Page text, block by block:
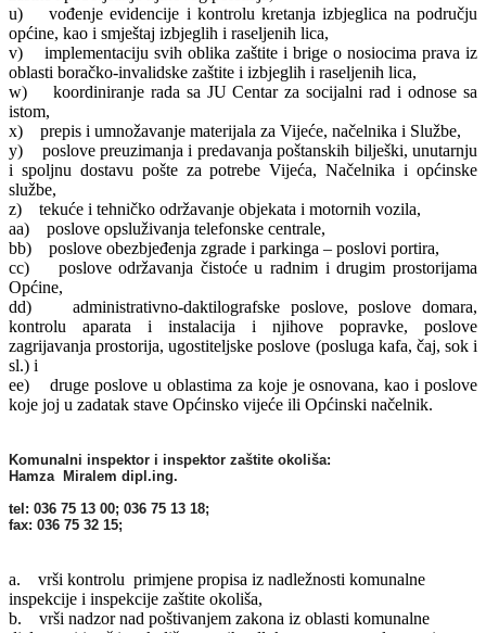
u) vođenje evidencije i kontrolu kretanja izbjeglica na području
općine, kao i smještaj izbjeglih i raseljenih lica,
v) implementaciju svih oblika zaštite i brige o nosiocima prava iz
oblasti boračko-invalidske zaštite i izbjeglih i raseljenih lica,
w) koordiniranje rada sa JU Centar za socijalni rad i odnose sa
istom,
x) prepis i umnožavanje materijala za Vijeće, načelnika i Službe,
y) poslove preuzimanja i predavanja poštanskih bilješki, unutarnju
i spoljnu dostavu pošte za potrebe Vijeća, Načelnika i općinske
službe,
z) tekuće i tehničko održavanje objekata i motornih vozila,
aa) poslove opsluživanja telefonske centrale,
bb) poslove obezbjeđenja zgrade i parkinga – poslovi portira,
cc) poslove održavanja čistoće u radnim i drugim prostorijama
Općine,
dd) administrativno-daktilografske poslove, poslove domara,
kontrolu aparata i instalacija i njihove popravke, poslove
zagrijavanja prostorija, ugostiteljske poslove (posluga kafa, čaj, sok i
sl.) i
ee) druge poslove u oblastima za koje je osnovana, kao i poslove
koje joj u zadatak stave Općinsko vijeće ili Općinski načelnik.
Komunalni inspektor i inspektor zaštite okoliša:
Hamza Miralem dipl.ing.
tel: 036 75 13 00; 036 75 13 18;
fax: 036 75 32 15;
a. vrši kontrolu primjene propisa iz nadležnosti komunalne
inspekcije i inspekcije zaštite okoliša,
b. vrši nadzor nad poštivanjem zakona iz oblasti komunalne